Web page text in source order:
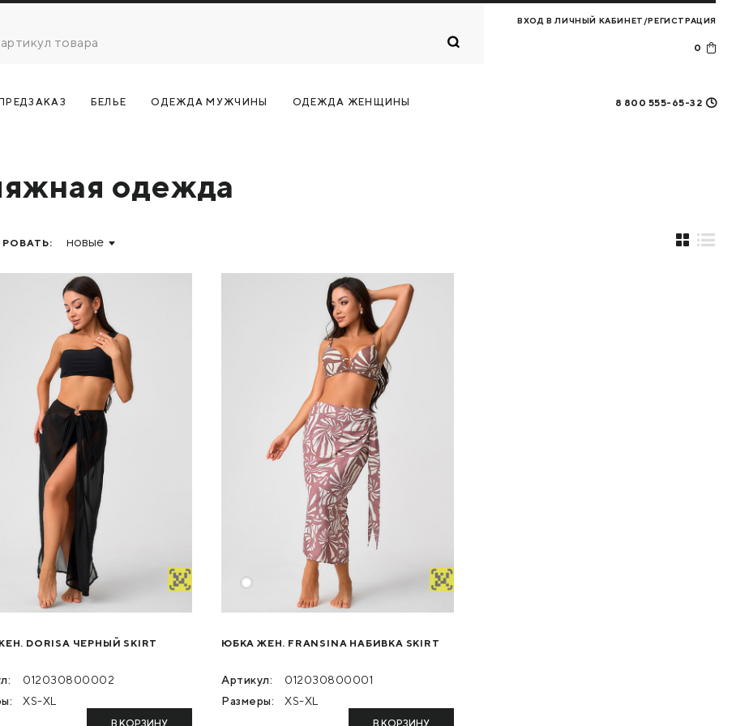
одежда
новые
DORISA ЧЕРНЫЙ SKIRT
012030800002
XS-XL
В КОРЗИНУ
ЮБКА ЖЕН. FRANSINA НАБИВКА SKIRT
Артикул:
012030800001
Размеры:
XS-XL
В КОРЗИНУ
ВХОД В ЛИЧНЫЙ КАБИНЕТ/РЕГИСТРАЦИЯ
0
БЕЛЬЕ ОДЕЖДА МУЖЧИНЫ ОДЕЖДА ЖЕНЩИНЫ 8 800 555-65-32